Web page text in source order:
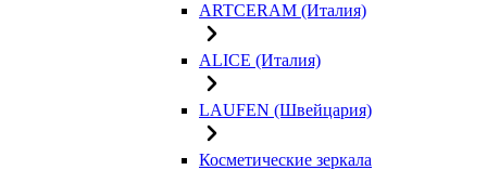
ARTCERAM (Италия)
ALICE (Италия)
LAUFEN (Швейцария)
Косметические зеркала